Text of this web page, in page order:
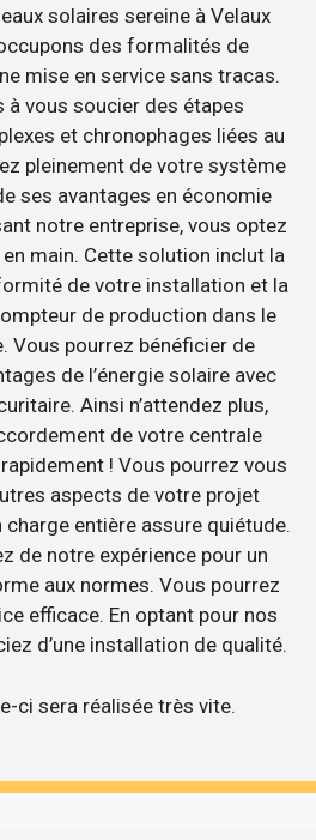
solaires sereine à Velaux
des formalités de
mise en service sans tracas.
à vous soucier des étapes
et chronophages liées au
pleinement de votre système
ses avantages en économie
notre entreprise, vous optez
main. Cette solution inclut la
de votre installation et la
de production dans le
Vous pourrez bénéficier de
de l’énergie solaire avec
Ainsi n’attendez plus,
de votre centrale
! Vous pourrez vous
aspects de votre projet
entière assure quiétude.
de notre expérience pour un
aux normes. Vous pourrez
efficace. En optant pour nos
d’une installation de qualité.
ci sera réalisée très vite.